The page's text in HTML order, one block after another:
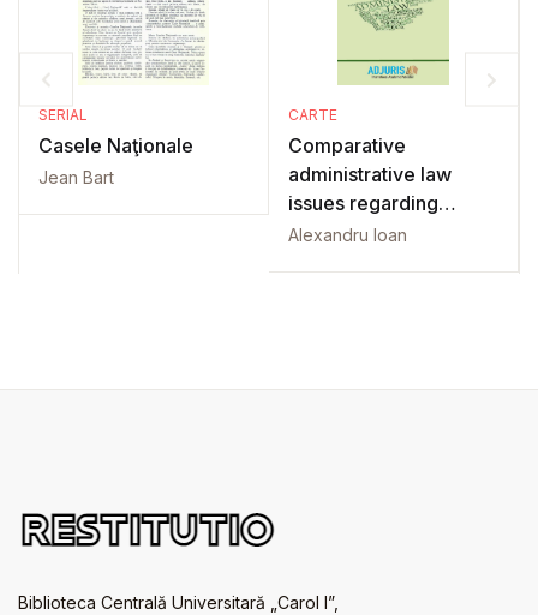
SERIAL
Casele Naţionale
Jean Bart
CARTE
Comparative
administrative law
issues regarding
central and local
Alexandru Ioan
Biblioteca Centrală Universitară „Carol I”,